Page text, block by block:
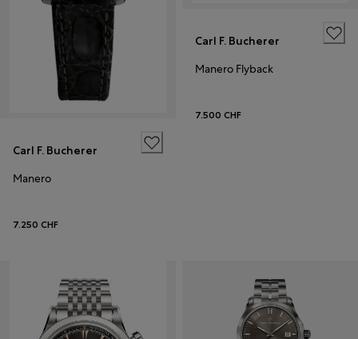
Carl F. Bucherer
Manero
7.250 CHF
Carl F. Bucherer
Manero Flyback
7.500 CHF